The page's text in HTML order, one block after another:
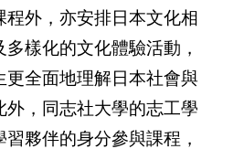
程外，亦安排日本文化相
多樣化的文化體驗活動，
更全面地理解日本社會與
外，同志社大學的志工學
習夥伴的身分參與課程，